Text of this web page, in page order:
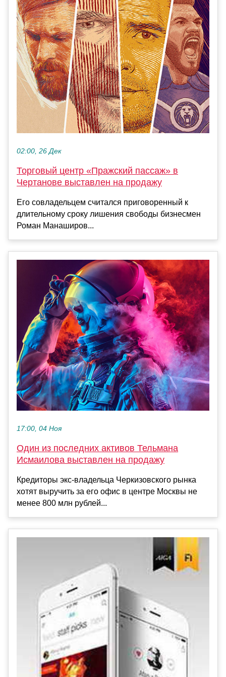
02:00, 26 Дек
Торговый центр «Пражский пассаж» в
Чертанове выставлен на продажу
Его совладельцем считался приговоренный к
длительному сроку лишения свободы бизнесмен
Роман Манаширов...
17:00, 04 Ноя
Один из последних активов Тельмана
Исмаилова выставлен на продажу
Кредиторы экс-владельца Черкизовского рынка
хотят выручить за его офис в центре Москвы не
менее 800 млн рублей...